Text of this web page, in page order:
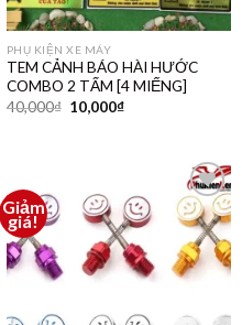
PHỤ KIỆN XE MÁY
TEM CẢNH BÁO HÀI HƯỚC
COMBO 2 TẤM [4 MIẾNG]
40,000₫ 10,000₫
Giảm
giá!
Thêm
vào
yêu
thích